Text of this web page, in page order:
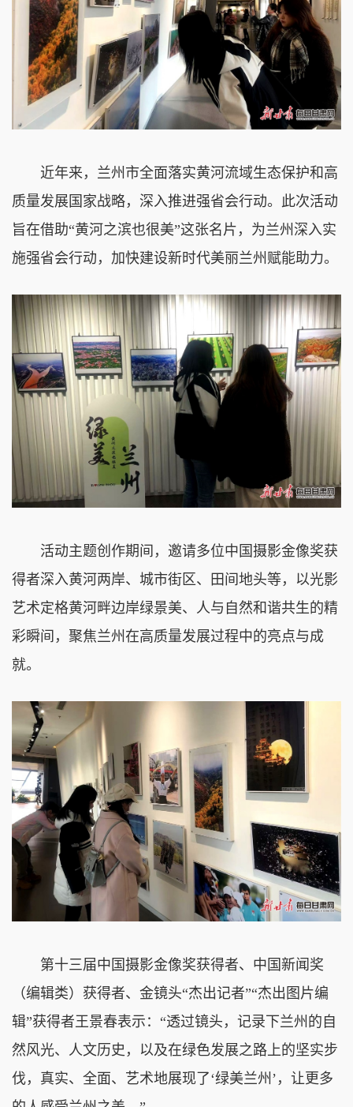
近年来，兰州市全面落实黄河流域生态保护和高
质量发展国家战略，深入推进强省会行动。此次活动
旨在借助“黄河之滨也很美”这张名片，为兰州深入实
施强省会行动，加快建设新时代美丽兰州赋能助力。
活动主题创作期间，邀请多位中国摄影金像奖获
得者深入黄河两岸、城市街区、田间地头等，以光影
艺术定格黄河畔边岸绿景美、人与自然和谐共生的精
彩瞬间，聚焦兰州在高质量发展过程中的亮点与成
就。
第十三届中国摄影金像奖获得者、中国新闻奖
（编辑类）获得者、金镜头“杰出记者”“杰出图片编
辑”获得者王景春表示：“透过镜头，记录下兰州的自
然风光、人文历史，以及在绿色发展之路上的坚实步
伐，真实、全面、艺术地展现了‘绿美兰州’，让更多